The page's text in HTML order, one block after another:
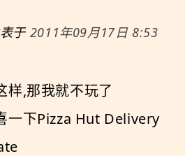
于 2011年09月17日 8:53
样,那我就不玩了
一下Pizza Hut Delivery